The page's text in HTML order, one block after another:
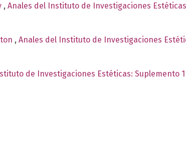
, Anales del Instituto de Investigaciones
, Anales del Instituto de Investigaciones
de Investigaciones Estéticas: Suplemento